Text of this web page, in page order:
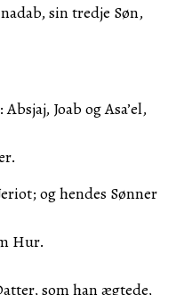
sin tredje Søn,
Joab og Asa’el,
og hendes Sønner
Hur.
som han ægtede,